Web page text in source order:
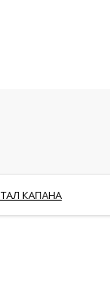
КАПАНА